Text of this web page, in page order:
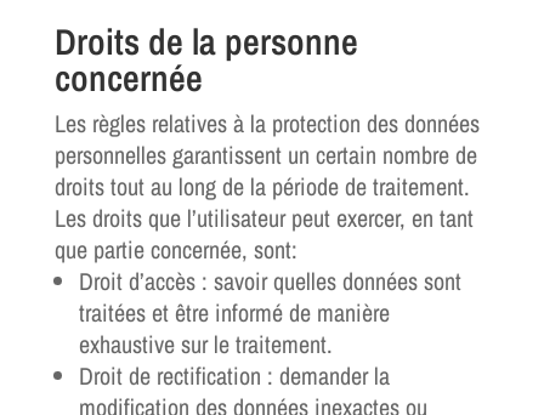
Droits de la personne
concernée
Les règles relatives à la protection des données
personnelles garantissent un certain nombre de
droits tout au long de la période de traitement.
Les droits que l’utilisateur peut exercer, en tant
que partie concernée, sont:
Droit d’accès : savoir quelles données sont
traitées et être informé de manière
exhaustive sur le traitement.
Droit de rectification : demander la
modification des données inexactes ou